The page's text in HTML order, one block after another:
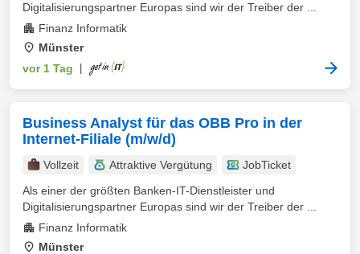
Digitalisierungspartner Europas sind wir der Treiber der ...
Finanz Informatik
Münster
vor 1 Tag
Business Analyst für das OBB Pro in der
Internet-Filiale (m/w/d)
Vollzeit Attraktive Vergütung
JobTicket
Als einer der größten Banken-IT-Dienstleister und
Digitalisierungspartner Europas sind wir der Treiber der ...
Finanz Informatik
Münster